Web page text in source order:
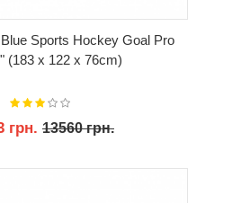
Blue Sports Hockey Goal Pro
(183 x 122 x 76cm)
грн. 13560 грн.